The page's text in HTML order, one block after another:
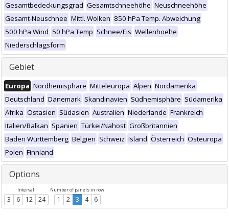
Gesamtbedeckungsgrad Gesamtschneehöhe Neuschneehöhe
Gesamt-Neuschnee Mittl. Wolken 850 hPa Temp. Abweichung
500 hPa Wind 50 hPa Temp Schnee/Eis Wellenhoehe
Niederschlagsform
Gebiet
Europa Nordhemisphäre Mitteleuropa Alpen Nordamerika
Deutschland Dänemark Skandinavien Südhemisphäre Südamerika
Afrika Ostasien Südasien Australien Niederlande Frankreich
Italien/Balkan Spanien Türkei/Nahost Großbritannien
Baden Württemberg Belgien Schweiz Island Österreich Osteuropa
Polen Finnland
Options
Intervall
3 6 12 24
Number of panels in row
1 2 3 4 6